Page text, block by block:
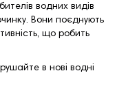
водних видів
Вони поєднують
що робить
в нові водні